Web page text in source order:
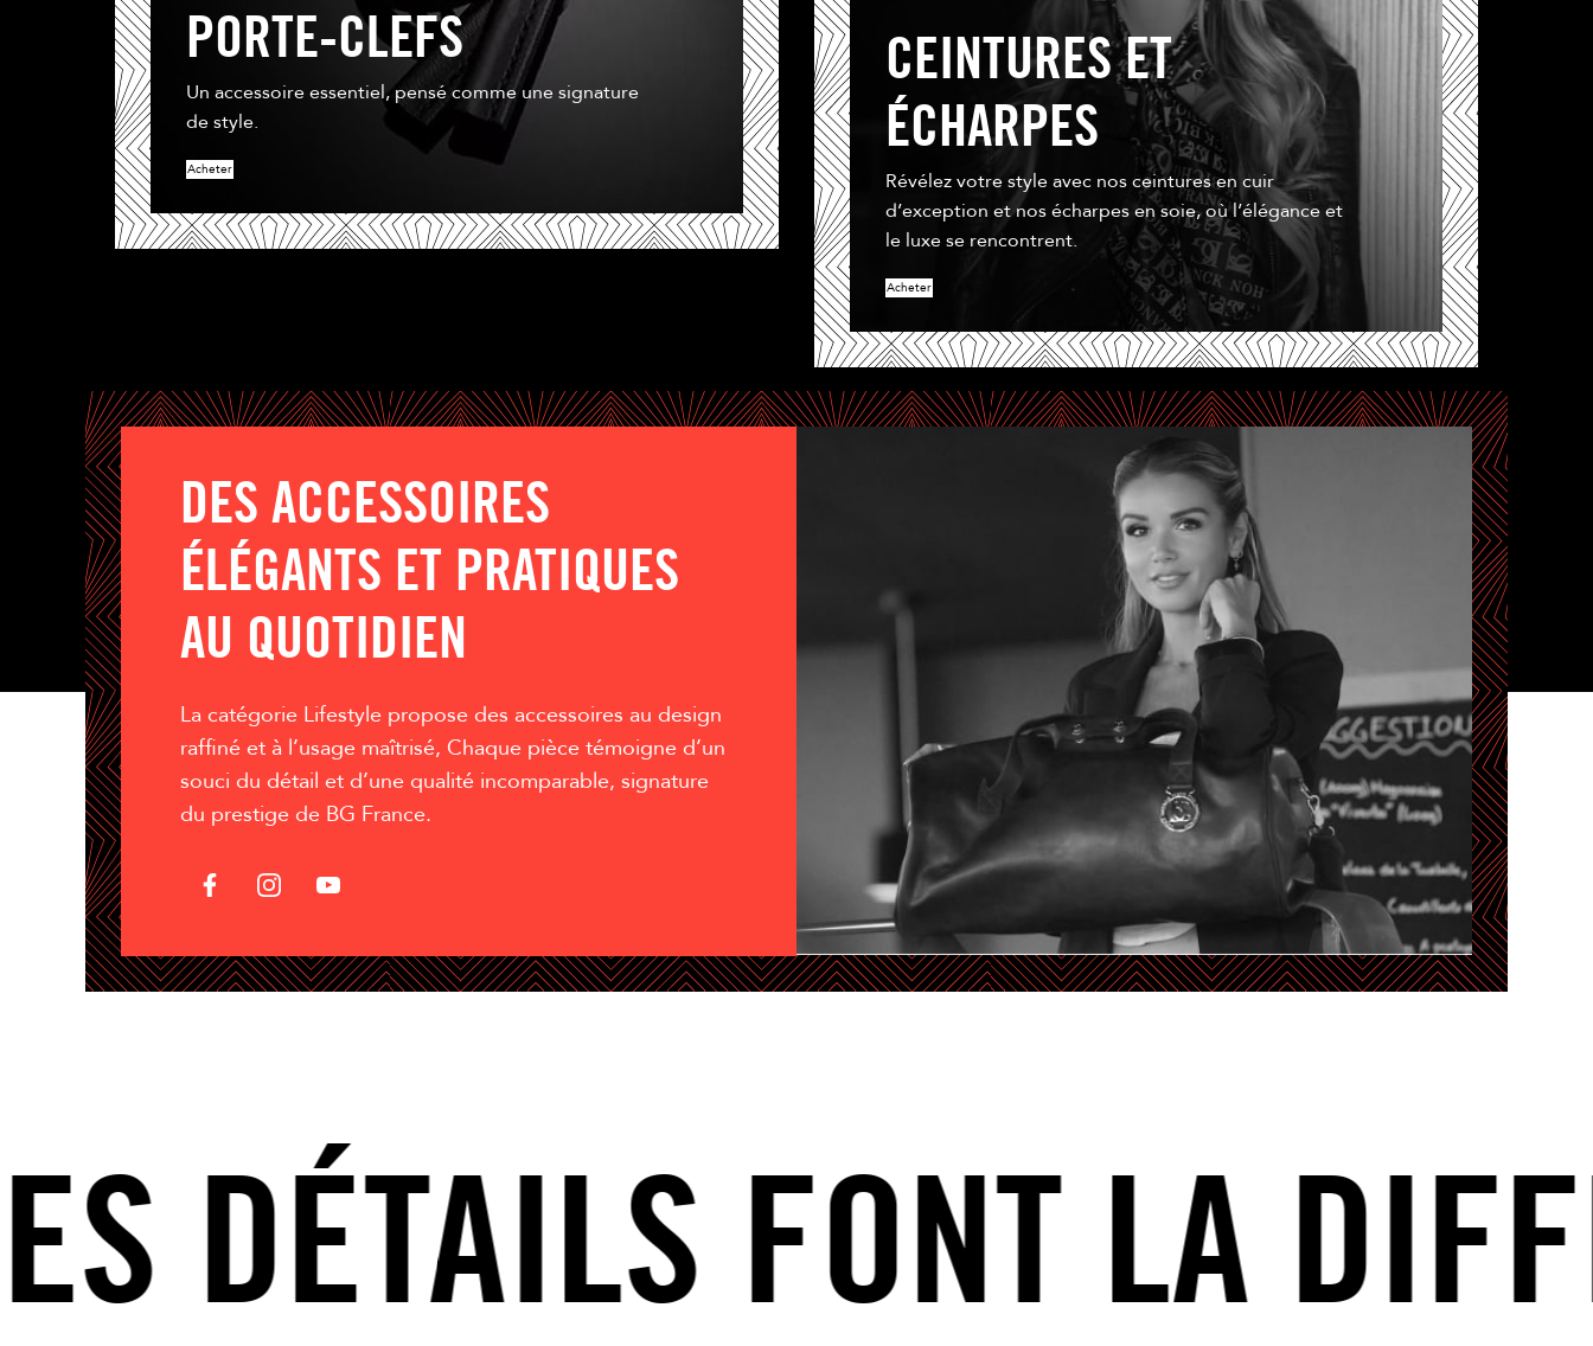
PORTE-CLEFS
Un accessoire essentiel, pensé comme une signature
de style.
Acheter
CEINTURES ET
ÉCHARPES
Révélez votre style avec nos ceintures en cuir
d’exception et nos écharpes en soie, où l’élégance et
le luxe se rencontrent.
Acheter
DES ACCESSOIRES
ÉLÉGANTS ET PRATIQUES
AU QUOTIDIEN
La catégorie Lifestyle propose des accessoires au design
raffiné et à l’usage maîtrisé, Chaque pièce témoigne d’un
souci du détail et d’une qualité incomparable, signature
du prestige de BG France.
FONT LA